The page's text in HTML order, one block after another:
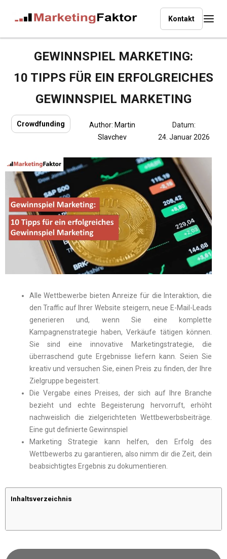
Kontakt
GEWINNSPIEL MARKETING:
10 TIPPS FÜR EIN ERFOLGREICHES
GEWINNSPIEL MARKETING
Crowdfunding Author: Martin
Slavchev
Datum:
24. Januar 2026
Alle Wettbewerbe bieten Anreize für die Interaktion, die
den Traffic auf Ihrer Website steigern, neue E-Mail-Leads
generieren und, wenn Sie eine komplette
Kampagnenstrategie haben, Verkäufe tätigen können.
Sie sind eine innovative Marketingstrategie, die
überraschend gute Ergebnisse liefern kann. Seien Sie
kreativ und versuchen Sie, einen Preis zu finden, der Ihre
Zielgruppe begeistert.
Die Vergabe eines Preises, der sich auf Ihre Branche
bezieht und echte Begeisterung hervorruft, erhöht
nachweislich die zielgerichteten Wettbewerbsbeiträge.
Eine gut definierte Gewinnspiel
Marketing Strategie kann helfen, den Erfolg des
Wettbewerbs zu garantieren, also nimm dir die Zeit, dein
beabsichtigtes Ergebnis zu dokumentieren.
Inhaltsverzeichnis